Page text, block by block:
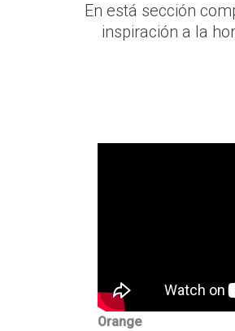
En está sección
inspiración a la
Orange